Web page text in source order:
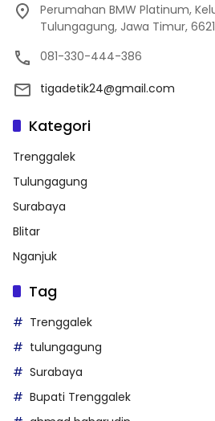
Perumahan BMW Platinum,
Tulungagung, Jawa Timur,
081-330-444-386
tigadetik24@gmail.com
Kategori
Trenggalek
Tulungagung
Surabaya
Blitar
Nganjuk
Tag
Trenggalek
tulungagung
Surabaya
Bupati Trenggalek